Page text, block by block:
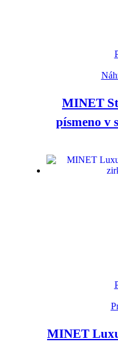
MINET
písmeno v
MINET